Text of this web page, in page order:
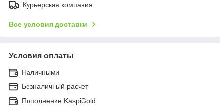
Курьерская компания
Все условия доставки
Условия оплаты
Наличными
Безналичный расчет
Пополнение KaspiGold